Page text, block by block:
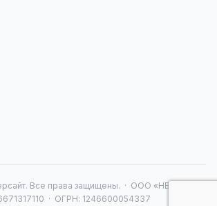
Все права защищены. · ООО «НВА 16» ·
· ОГРН: 1246600054337